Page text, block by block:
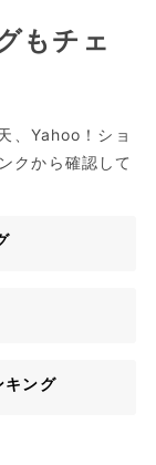
もチェ
、Yahoo！ショ
クから確認して
キング